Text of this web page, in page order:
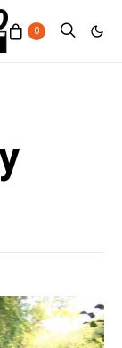
0